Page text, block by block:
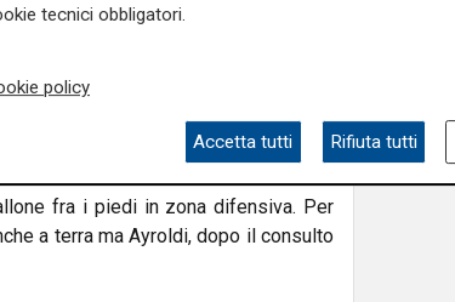
pallone col contagiri di Lerager,
per farfalle, allora Destro ha il tempo
giro si stampa sulla traversa
si accentra e lascia partire il destro.
fra i piedi in zona difensiva. Per
a terra ma Ayroldi, dopo il consulto
tecnici obbligatori.
policy
Accetta tutti Rifiuta tutti